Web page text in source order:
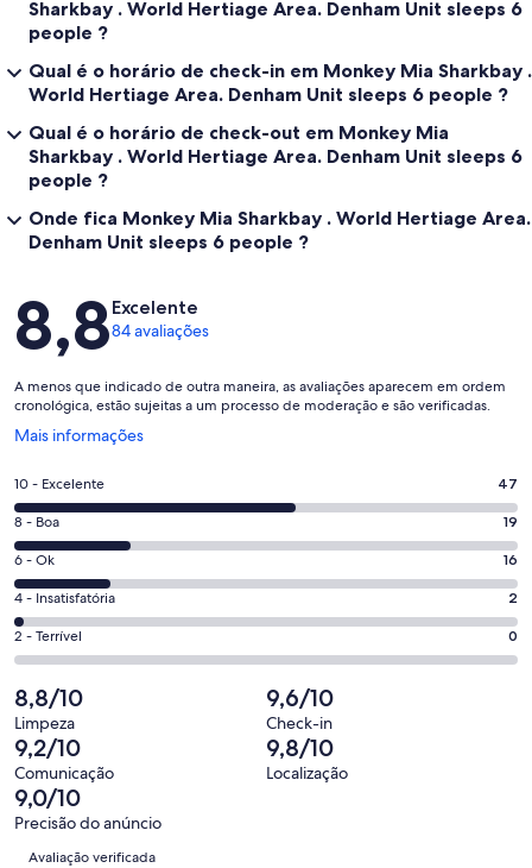
Sharkbay . World Hertiage Area. Denham Unit sleeps 6
people ?
Qual é o horário de check-in em Monkey Mia Sharkbay .
World Hertiage Area. Denham Unit sleeps 6 people ?
Qual é o horário de check-out em Monkey Mia
Sharkbay . World Hertiage Area. Denham Unit sleeps 6
people ?
Onde fica Monkey Mia Sharkbay . World Hertiage Area.
Denham Unit sleeps 6 people ?
Avaliações
8,8Excelente
84 avaliações
A menos que indicado de outra maneira, as avaliações aparecem em ordem
cronológica, estão sujeitas a um processo de moderação e são verificadas.
Mais informações
Abre
uma
nova
janela
Nota
10
-
Excelente.
47
de
84
avaliações
10 - Excelente 47
Nota
8
-
Boa.
19
de
84
avaliações
8 - Boa 19
Nota
6
-
Ok.
16
de
84
avaliações
6 - Ok 16
Nota
4
-
2
de
84
avaliações
4 - Insatisfatória 2
Nota
2
-
Terrível.
0
de
84
avaliações
2 - Terrível 0
8,8/10
Limpeza
9,6/10
Check-in
9,2/10
Comunicação
9,8/10
Localização
9,0/10
Precisão do anúncio
Avaliações
Avaliação verificada